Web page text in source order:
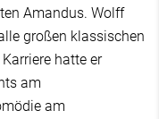
Amandus. Wolff
großen klassischen
hatte er
am
am